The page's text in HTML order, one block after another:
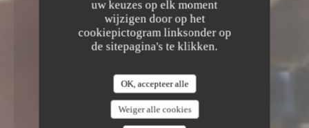
uw keuzes op elk moment
wijzigen door op het
cookiepictogram linksonder op
de sitepagina's te klikken.
OK, accepteer alle
Weiger alle cookies